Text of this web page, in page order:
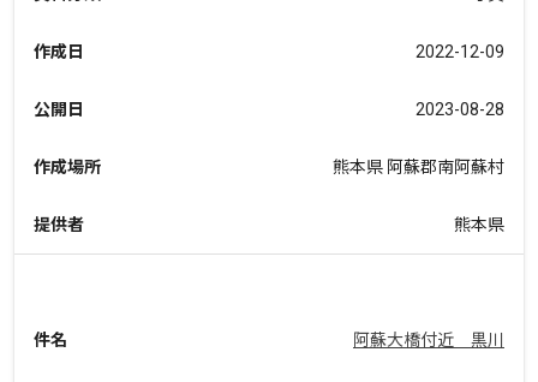
作成日 2022-12-09
公開日 2023-08-28
作成場所 熊本県 阿蘇郡南阿蘇村
提供者 熊本県
件名 阿蘇大橋付近 黒川